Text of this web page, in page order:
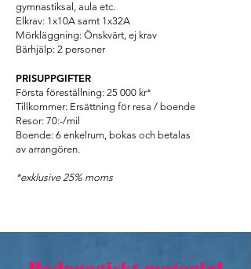
gymnastiksal, aula etc.
Elkrav: 1x10A samt 1x32A
Mörkläggning: Önskvärt, ej krav
Bärhjälp: 2 personer
PRISUPPGIFTER
Första föreställning: 25 000 kr*
Tillkommer: Ersättning för resa / boende
Resor: 70:-/mil
Boende: 6 enkelrum, bokas och betalas
av arrangören.
*exklusive 25% moms